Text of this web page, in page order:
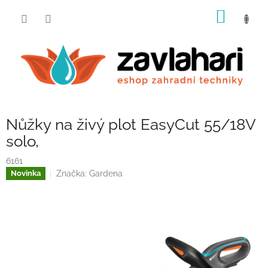
Nůžky na živý plot EasyCut 55/18V
solo,
6161
Novinka Značka: Gardena